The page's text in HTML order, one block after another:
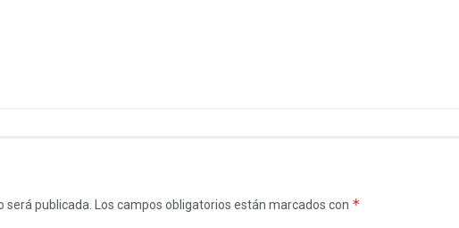
será publicada. Los campos obligatorios están marcados con *